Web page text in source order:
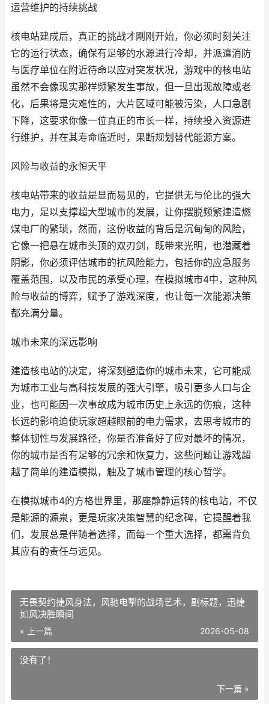
运营维护的持续挑战
核电站建成后，真正的挑战才刚刚开始，你必须时刻关注
它的运行状态，确保有足够的水源进行冷却，并派遣消防
与医疗单位在附近待命以应对突发状况，游戏中的核电站
虽然不会像现实那样频繁发生事故，但一旦出现故障或老
化，后果将是灾难性的，大片区域可能被污染，人口急剧
下降，这要求你像一位真正的市长一样，持续投入资源进
行维护，并在其寿命临近时，果断规划替代能源方案。
风险与收益的永恒天平
核电站带来的收益是显而易见的，它提供无与伦比的强大
电力，足以支撑超大型城市的发展，让你摆脱频繁建造燃
煤电厂的繁琐，然而，这份收益的背后是沉甸甸的风险，
它像一把悬在城市头顶的双刃剑，既带来光明，也潜藏着
阴影，你必须评估城市的抗风险能力，包括你的应急服务
覆盖范围，以及市民的承受心理，在模拟城市4中，这种风
险与收益的博弈，赋予了游戏深度，也让每一次能源决策
都充满分量。
城市未来的深远影响
建造核电站的决定，将深刻塑造你的城市未来，它可能成
为城市工业与高科技发展的强大引擎，吸引更多人口与企
业，也可能因一次事故成为城市历史上永远的伤痕，这种
长远的影响迫使玩家超越眼前的电力需求，去思考城市的
整体韧性与发展路径，你是否准备好了应对最坏的情况，
你的城市是否有足够的冗余和恢复力，这些问题让游戏超
越了简单的建造模拟，触及了城市管理的核心哲学。
在模拟城市4的方格世界里，那座静静运转的核电站，不仅
是能源的源泉，更是玩家决策智慧的纪念碑，它提醒着我
们，发展总是伴随着选择，而每一个重大选择，都需背负
其应有的责任与远见。
无畏契约捷风身法，风驰电掣的战场艺术，副标题，迅捷
如风决胜瞬间
« 上一篇 2026-05-08
没有了！
下一篇 »